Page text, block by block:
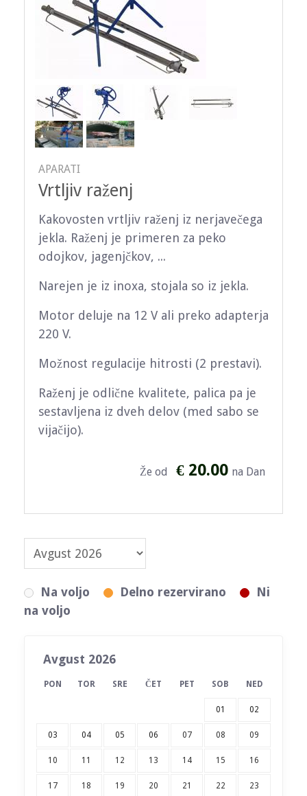
APARATI
Vrtljiv raženj
Kakovosten vrtljiv raženj iz nerjavečega
jekla. Raženj je primeren za peko
odojkov, jagenjčkov, ...
Narejen je iz inoxa, stojala so iz jekla.
Motor deluje na 12 V ali preko adapterja
220 V.
Možnost regulacije hitrosti (2 prestavi).
Raženj je odlične kvalitete, palica pa je
sestavljena iz dveh delov (med sabo se
vijačijo).
Že od € 20.00 na Dan
Na voljo Delno rezervirano
Ni
na voljo
Avgust 2026
PON TOR SRE ČET PET SOB NED
01 02
03 04 05 06 07 08 09
10 11 12 13 14 15 16
17 18 19 20 21 22 23